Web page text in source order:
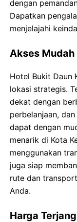
dengan
Dapatkan
menjelajahi
Akses
Hotel Bukit Daun
lokasi strategis.
dekat dengan
perbelanjaan,
dapat dengan
menarik di Kota
menggunakan
juga siap
rute dan
Anda.
Harga